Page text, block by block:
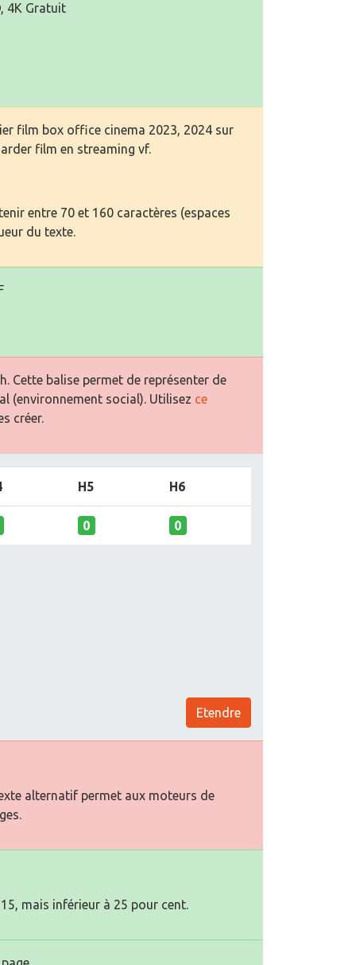
4K Gratuit
film box office cinema 2023, 2024 sur
film en streaming vf.
entre 70 et 160 caractères (espaces
du texte.
Cette balise permet de représenter de
(environnement social). Utilisez ce
créer.
H5 H6
0 0
Etendre
alternatif permet aux moteurs de
mais inférieur à 25 pour cent.